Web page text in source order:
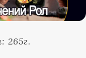
265г.